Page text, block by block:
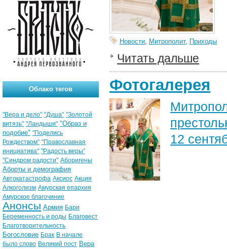
Новости, Митрополит, Приходы
Читать дальше
Фотогалерея
12
Облако тегов
"Вера и дело" "Душа" "Золотой
витязь" "Ландыши" "Образ и
подобие" "Поделись
Рождеством" "Православная
инициатива" "Радость веры"
"Синдром радости" Аборигены
Аборты и демография
Автокатастрофа Аксиос Акция
Алкоголизм Амурская епархия
Амурское благочиние
Анонсы Армия Бари
Беременность и роды Благовест
Благотворительность
Богословие Брак В начале
было слово Великий пост Вера